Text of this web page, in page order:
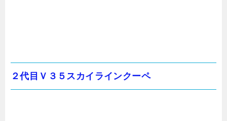
２代目Ｖ３５スカイラインクーペ